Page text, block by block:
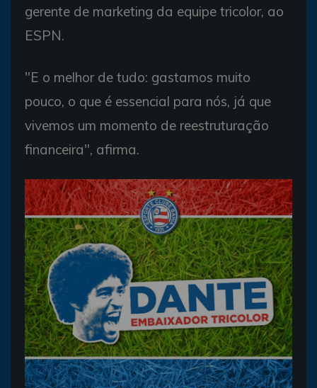
gerente de marketing da equipe tricolor, ao
ESPN.
"E o melhor de tudo: gastamos muito
pouco, o que é essencial para nós, já que
vivemos um momento de reestruturação
financeira", afirma.